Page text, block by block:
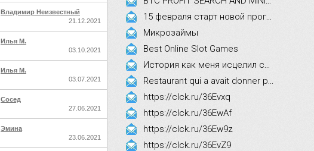
Владимир Неизвестный
21.12.2021
Илья М.
03.10.2021
Илья М.
03.07.2021
Сосед
27.06.2021
Эмина
23.06.2021
Микрозаймы
Best Online Slot Games
https://clck.ru/36Evxq
https://clck.ru/36EwAf
https://clck.ru/36Ew9z
https://clck.ru/36EvZ9